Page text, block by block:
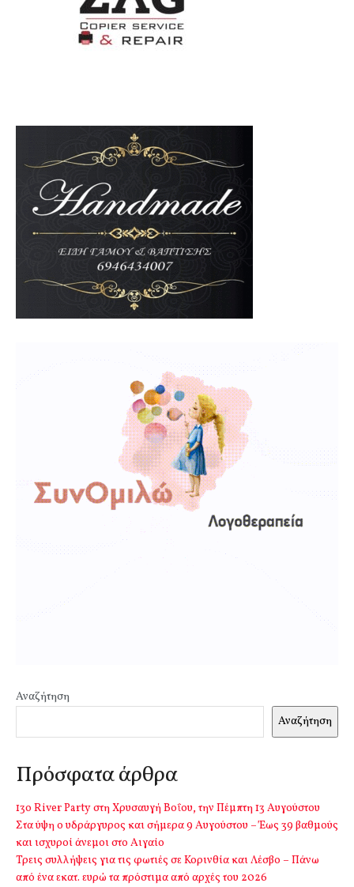
Αναζήτηση
Αναζήτηση
Πρόσφατα άρθρα
13o River Party στη Χρυσαυγή Βοΐου, την Πέμπτη 13 Αυγούστου
Στα ύψη ο υδράργυρος και σήμερα 9 Αυγούστου – Έως 39 βαθμούς
και ισχυροί άνεμοι στο Αιγαίο
Τρεις συλλήψεις για τις φωτιές σε Κορινθία και Λέσβο – Πάνω
από ένα εκατ. ευρώ τα πρόστιμα από αρχές του 2026